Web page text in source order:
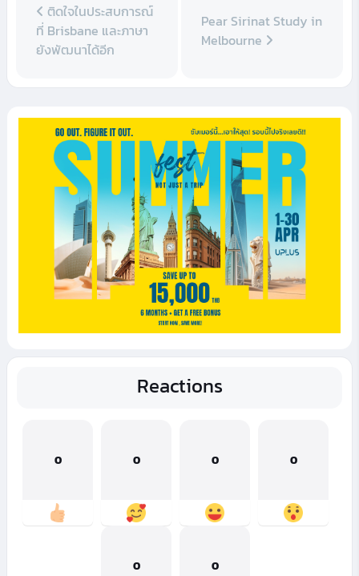
ติดใจในประสบการณ์
ที่ Brisbane และภาษา
ยังพัฒนาได้อีก
Pear Sirinat Study in
Melbourne
Reactions
0 0 0 0
0 0